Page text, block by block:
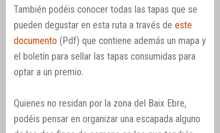
También podéis conocer todas las tapas que se
pueden degustar en esta ruta a través de este
documento (Pdf) que contiene además un mapa y
el boletín para sellar las tapas consumidas para
optar a un premio.
Quienes no residan por la zona del Baix Ebre,
podéis pensar en organizar una escapada alguno